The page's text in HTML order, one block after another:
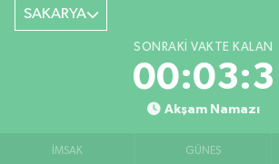
SAKARYA
SONRAKI VAKTE KALAN
00:03:3
Akşam Namazı
İMSAK GÜNEŞ